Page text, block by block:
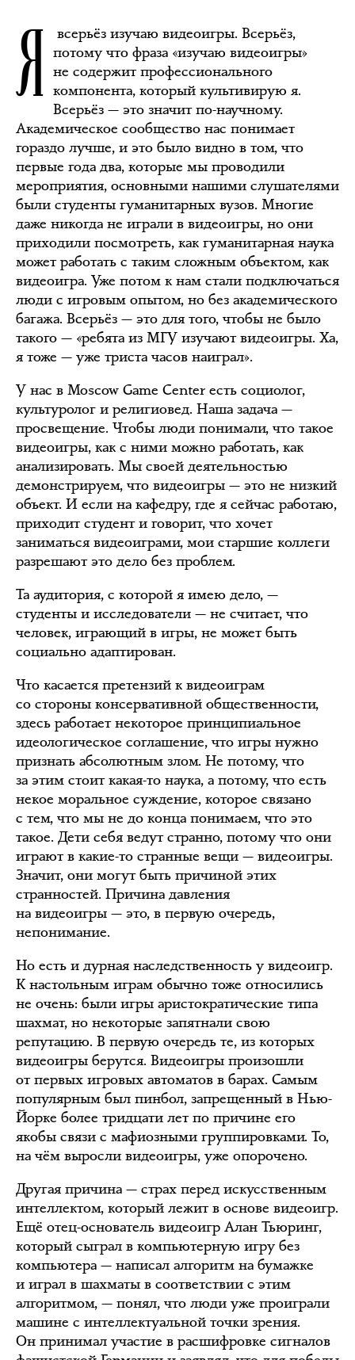
Я
всерьёз изучаю видеоигры. Всерьёз,
потому что фраза «изучаю видеоигры»
не содержит профессионального
компонента, который культивирую я.
Всерьёз — это значит по-научному.
Академическое сообщество нас понимает
гораздо лучше, и это было видно в том, что
первые года два, которые мы проводили
мероприятия, основными нашими слушателями
были студенты гуманитарных вузов. Многие
даже никогда не играли в видеоигры, но они
приходили посмотреть, как гуманитарная наука
может работать с таким сложным объектом, как
видеоигра. Уже потом к нам стали подключаться
люди с игровым опытом, но без академического
багажа. Всерьёз — это для того, чтобы не было
такого — «ребята из МГУ изучают видеоигры. Ха,
я тоже — уже триста часов наиграл».
У нас в Moscow Game Center есть социолог,
культуролог и религиовед. Наша задача —
просвещение. Чтобы люди понимали, что такое
видеоигры, как с ними можно работать, как
анализировать. Мы своей деятельностью
демонстрируем, что видеоигры — это не низкий
объект. И если на кафедру, где я сейчас работаю,
приходит студент и говорит, что хочет
заниматься видеоиграми, мои старшие коллеги
разрешают это дело без проблем.
Та аудитория, с которой я имею дело, —
студенты и исследователи — не считает, что
человек, играющий в игры, не может быть
социально адаптирован.
Что касается претензий к видеоиграм
со стороны консервативной общественности,
здесь работает некоторое принципиальное
идеологическое соглашение, что игры нужно
признать абсолютным злом. Не потому, что
за этим стоит какая-то наука, а потому, что есть
некое моральное суждение, которое связано
с тем, что мы не до конца понимаем, что это
такое. Дети себя ведут странно, потому что они
играют в какие-то странные вещи — видеоигры.
Значит, они могут быть причиной этих
странностей. Причина давления
на видеоигры — это, в первую очередь,
непонимание.
Но есть и дурная наследственность у видеоигр.
К настольным играм обычно тоже относились
не очень: были игры аристократические типа
шахмат, но некоторые запятнали свою
репутацию. В первую очередь те, из которых
видеоигры берутся. Видеоигры произошли
от первых игровых автоматов в барах. Самым
популярным был пинбол, запрещенный в Нью-
Йорке более тридцати лет по причине его
якобы связи с мафиозными группировками. То,
на чём выросли видеоигры, уже опорочено.
Другая причина — страх перед искусственным
интеллектом, который лежит в основе видеоигр.
Ещё отец-основатель видеоигр Алан Тьюринг,
который сыграл в компьютерную игру без
компьютера — написал алгоритм на бумажке
и играл в шахматы в соответствии с этим
алгоритмом, — понял, что люди уже проиграли
машине с интеллектуальной точки зрения.
Он принимал участие в расшифровке сигналов